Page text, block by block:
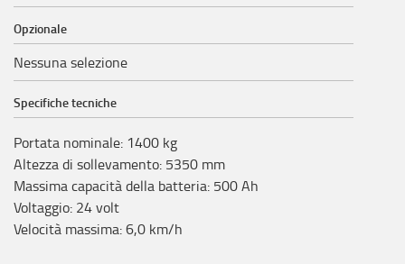
Opzionale
Nessuna selezione
Specifiche tecniche
Portata nominale: 1400 kg
Altezza di sollevamento: 5350 mm
Massima capacità della batteria: 500Ah
Voltaggio: 24volt
Velocità massima:6,0 km/h